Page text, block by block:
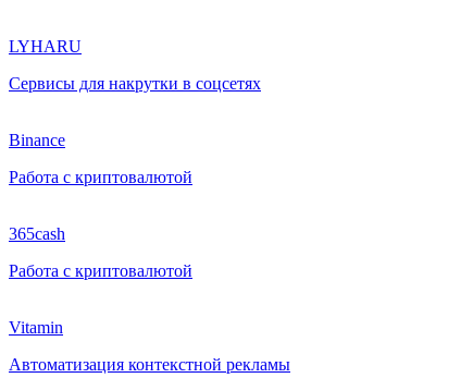
LYHARU
Сервисы для накрутки в соцсетях
Binance
Работа с криптовалютой
365cash
Работа с криптовалютой
Vitamin
Автоматизация контекстной рекламы